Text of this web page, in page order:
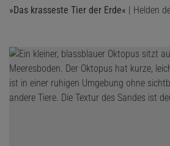
»Das krasseste Tier der Erde« | Helden